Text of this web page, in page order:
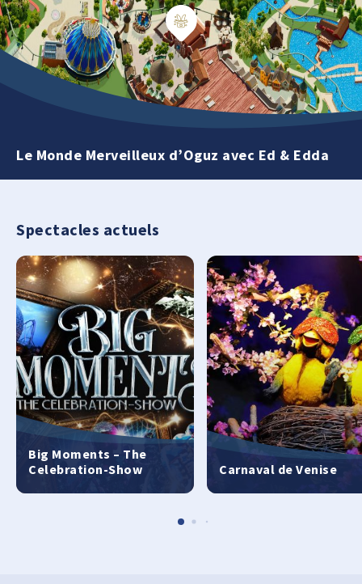
Le Monde Merveilleux d’Oguz avec Ed & Edda
Spectacles actuels
Big Moments – The
Celebration-Show
Carnaval de Venise